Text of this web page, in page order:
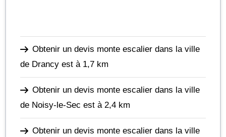
Obtenir un devis monte escalier dans la ville
de Drancy est à 1,7 km
Obtenir un devis monte escalier dans la ville
de Noisy-le-Sec est à 2,4 km
Obtenir un devis monte escalier dans la ville